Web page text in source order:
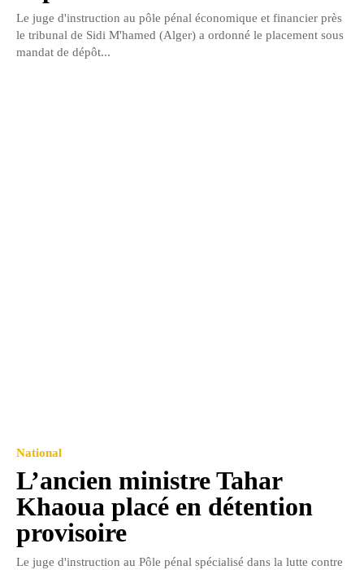
Le juge d'instruction au pôle pénal économique et financier près
le tribunal de Sidi M'hamed (Alger) a ordonné le placement sous
mandat de dépôt...
National
L’ancien ministre Tahar
Khaoua placé en détention
provisoire
Le juge d'instruction au Pôle pénal spécialisé dans la lutte contre